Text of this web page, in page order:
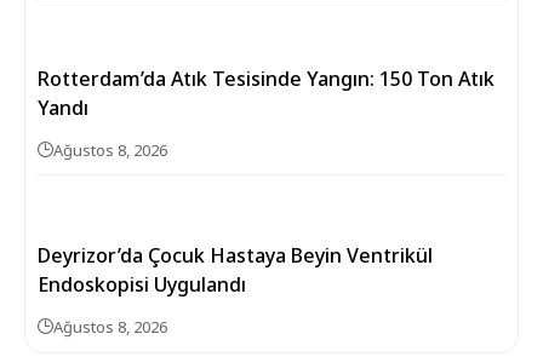
Rotterdam’da Atık Tesisinde Yangın: 150 Ton Atık
Yandı
Ağustos 8, 2026
Deyrizor’da Çocuk Hastaya Beyin Ventrikül
Endoskopisi Uygulandı
Ağustos 8, 2026